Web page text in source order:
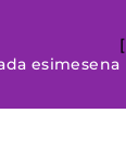
esimesena